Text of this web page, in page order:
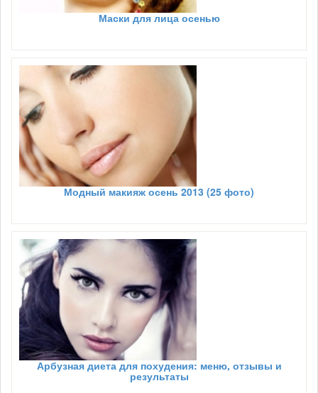
Маски для лица осенью
Модный макияж осень 2013 (25 фото)
Арбузная диета для похудения: меню, отзывы и
результаты